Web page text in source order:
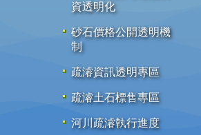
資透明化
砂石價格公開透明機
制
疏濬資訊透明專區
疏濬土石標售專區
河川疏濬執行進度